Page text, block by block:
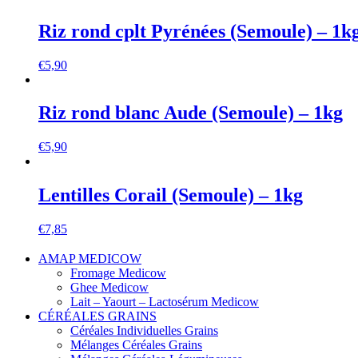
Riz rond cplt Pyrénées (Semoule) –
€5,90
Riz rond blanc Aude (Semoule) – 1kg
€5,90
Lentilles Corail (Semoule) – 1kg
€7,85
AMAP MEDICOW
Fromage Medicow
Ghee Medicow
Lait – Yaourt – Lactosérum Medicow
CÉRÉALES GRAINS
Céréales Individuelles Grains
Mélanges Céréales Grains